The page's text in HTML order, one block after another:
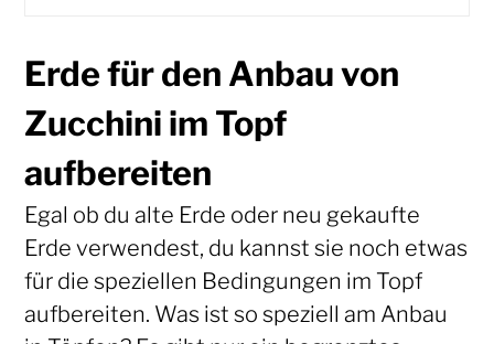
Erde für den Anbau von
Zucchini im Topf
aufbereiten
Egal ob du alte Erde oder neu gekaufte
Erde verwendest, du kannst sie noch etwas
für die speziellen Bedingungen im Topf
aufbereiten. Was ist so speziell am Anbau